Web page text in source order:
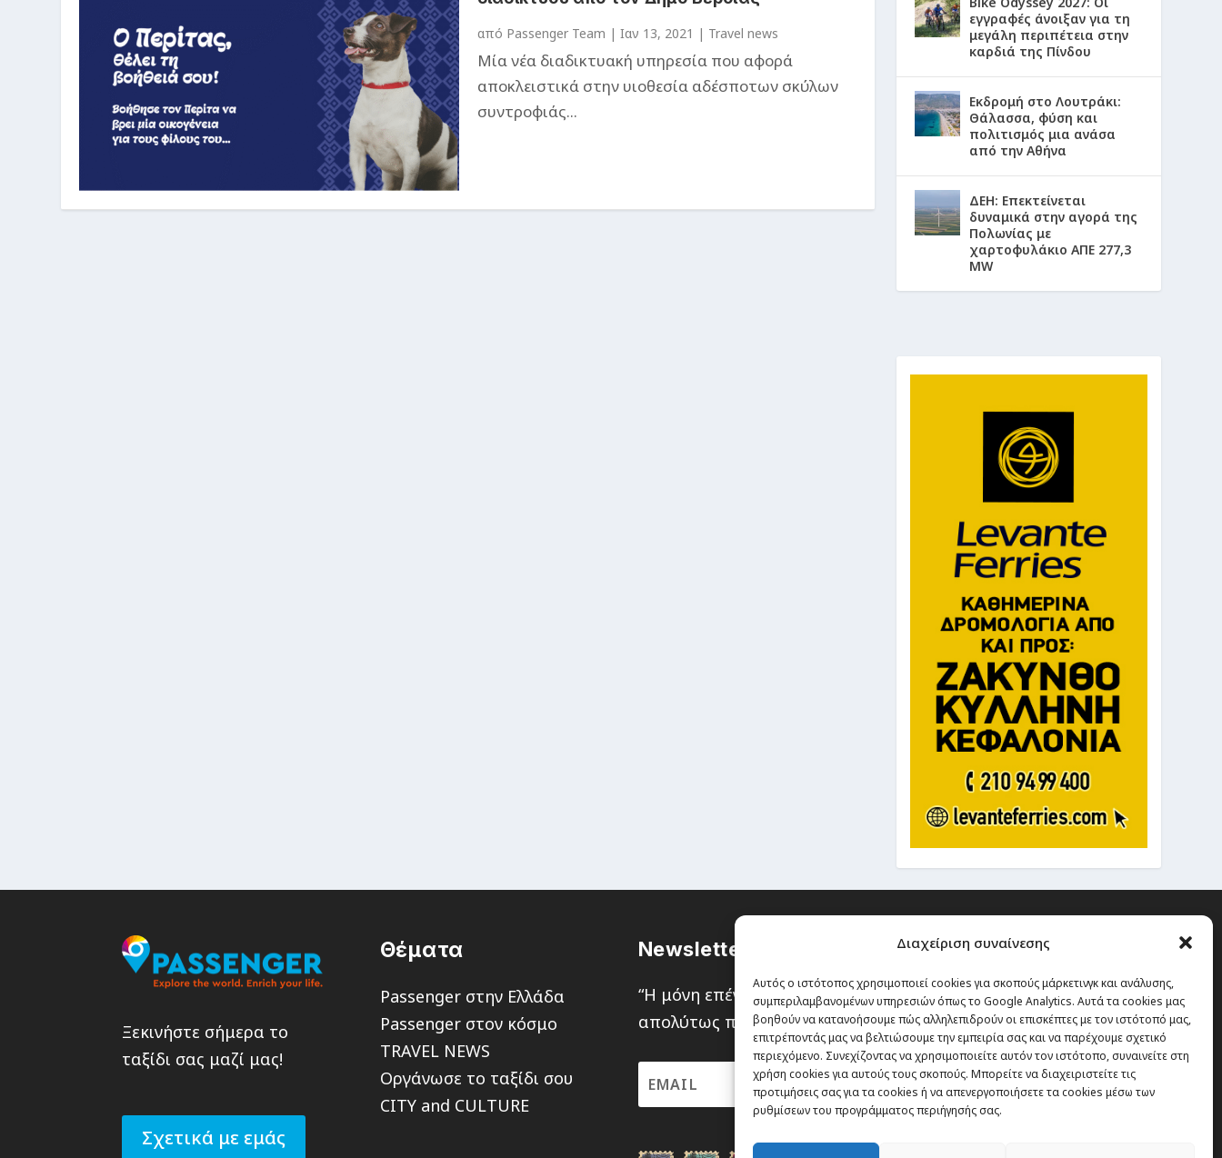
Διαχείριση συναίνεσης
Αυτός ο ιστότοπος χρησιμοποιεί cookies για σκοπούς μάρκετινγκ και ανάλυσης,
συμπεριλαμβανομένων υπηρεσιών όπως το Google Analytics. Αυτά τα cookies μας
βοηθούν να κατανοήσουμε πώς αλληλεπιδρούν οι επισκέπτες με τον ιστότοπό μας,
επιτρέποντάς μας να βελτιώσουμε την εμπειρία σας και να παρέχουμε σχετικό
περιεχόμενο. Συνεχίζοντας να χρησιμοποιείτε αυτόν τον ιστότοπο, συναινείτε στη
χρήση cookies για αυτούς τους σκοπούς. Μπορείτε να διαχειριστείτε τις
προτιμήσεις σας για τα cookies ή να απενεργοποιήσετε τα cookies μέσω των
ρυθμίσεων του προγράμματος περιήγησής σας.
από Passenger Team | Ιαν 13, 2021 | Travel news
Μία νέα διαδικτυακή υπηρεσία που αφορά
αποκλειστικά στην υιοθεσία αδέσποτων σκύλων
συντροφιάς...
εγγραφές άνοιξαν για τη
μεγάλη περιπέτεια στην
καρδιά της Πίνδου
Εκδρομή στο Λουτράκι:
Θάλασσα, φύση και
πολιτισμός μια ανάσα
από την Αθήνα
ΔΕΗ: Επεκτείνεται
δυναμικά στην αγορά της
Πολωνίας με
χαρτοφυλάκιο ΑΠΕ 277,3
MW
Ξεκινήστε σήμερα το
ταξίδι σας μαζί μας!
Σχετικά με εμάς
Θέματα
Passenger στην Ελλάδα
Passenger στον κόσμο
TRAVEL NEWS
Οργάνωσε το ταξίδι σου
CITY and CULTURE
Newsletter
“H μόνη επένδυση από την οποία δεν έχεις καμία
απολύτως πιθανότητα να χάσεις, είναι τα ταξίδια.”
Εγγραφή